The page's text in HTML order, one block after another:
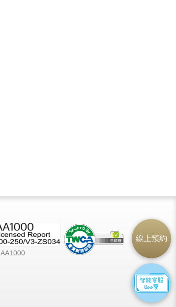
線上預約
AA1000